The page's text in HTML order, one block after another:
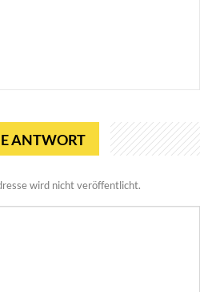
ANTWORT
wird nicht veröffentlicht.